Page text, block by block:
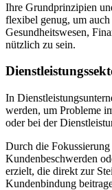
Ihre Grundprinzipien
flexibel genug, um
Gesundheitswesen,
nützlich zu sein.
In
werden, um Probleme
oder bei der
Durch die
Kundenbeschwerden
erzielt, die direkt zur
Kundenbindung